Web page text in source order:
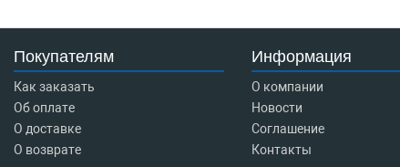
Покупателям
Как заказать
Об оплате
О доставке
О возврате
Информация
О компании
Новости
Соглашение
Контакты